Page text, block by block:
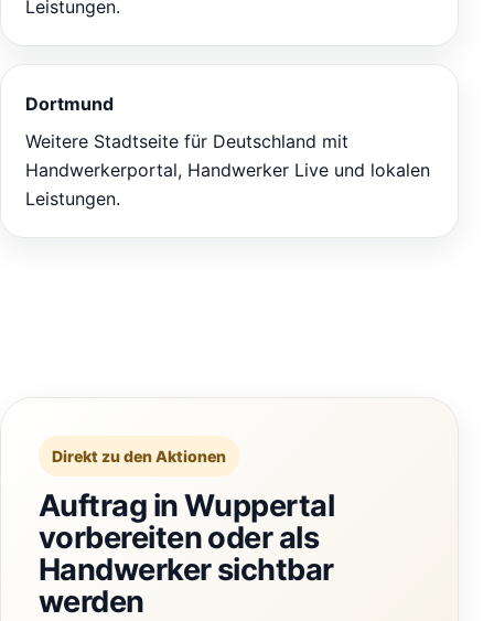
Leistungen.
Dortmund
Weitere Stadtseite für Deutschland mit
Handwerkerportal, Handwerker Live und lokalen
Leistungen.
Direkt zu den Aktionen
Auftrag in Wuppertal
vorbereiten oder als
Handwerker sichtbar
werden